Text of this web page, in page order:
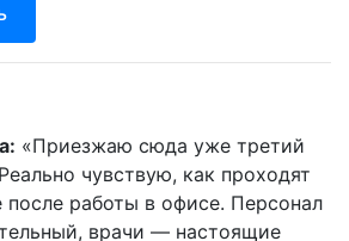
«Приезжаю сюда уже третий
чувствую, как проходят
после работы в офисе. Персонал
врачи — настоящие